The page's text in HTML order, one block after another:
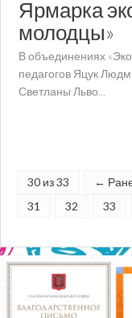
Ярмарка
молодцы»
В объединениях
педагогов Яцук
Светланы Льво...
30 из 33 ←
31
32 33